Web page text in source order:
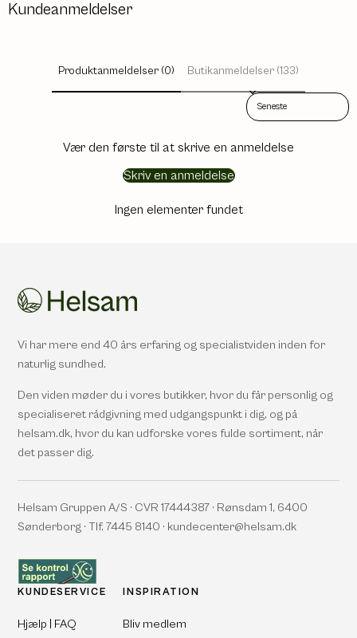
Kundeanmeldelser
Produktanmeldelser (0) Butikanmeldelser (133)
Sort reviews by
Vær den første til at skrive en anmeldelse
Skriv en anmeldelse
Ingen elementer fundet
Vi har mere end 40 års erfaring og specialistviden inden for
naturlig sundhed.
Den viden møder du i vores butikker, hvor du får personlig og
specialiseret rådgivning med udgangspunkt i dig, og på
helsam.dk, hvor du kan udforske vores fulde sortiment, når
det passer dig.
Helsam Gruppen A/S · CVR 17444387 · Rønsdam 1, 6400
Sønderborg · Tlf. 7445 8140 · kundecenter@helsam.dk
KUNDESERVICE
Hjælp | FAQ
INSPIRATION
Bliv medlem